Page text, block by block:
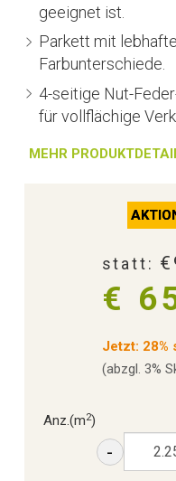
geeignet ist.
Parkett mit
Farbunterschiede.
4-seitige Nut-
für vollflächige
MEHR
statt:
€
Jetzt: 28%
(abzgl. 3%
Anz.(m2)
-